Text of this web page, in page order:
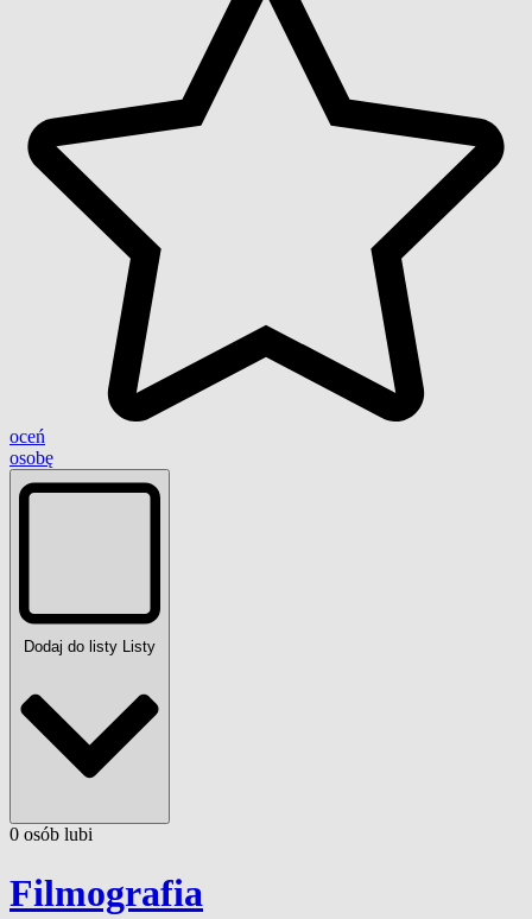
oceń
osobę
Dodaj do listy Listy
0 osób lubi
Filmografia